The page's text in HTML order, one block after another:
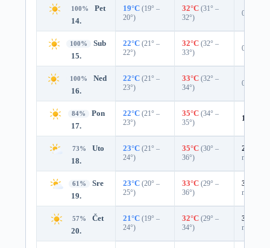
100%
Pet
14.
19°C (19° –
20°)
32°C (31° –
32°)
0%
100%
Sub
15.
22°C (21° –
22°)
32°C (32° –
33°)
0%
100%
Ned
16.
22°C (21° –
23°)
33°C (32° –
34°)
0%
84%
Pon
17.
22°C (21° –
23°)
35°C (34° –
35°)
16%
73%
Uto
18.
23°C (21° –
24°)
35°C (30° –
36°)
25%
mm)
61%
Sre
19.
23°C (20° –
25°)
33°C (29° –
36°)
35%
mm)
57%
Čet
20.
21°C (19° –
24°)
32°C (29° –
34°)
37%
mm)